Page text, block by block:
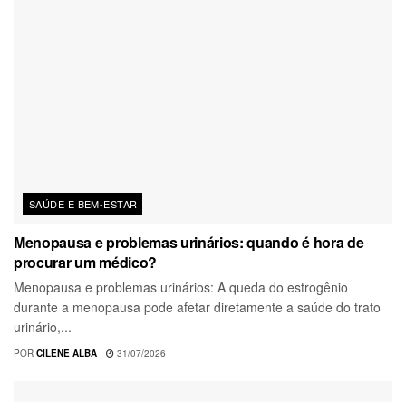
SAÚDE E BEM-ESTAR
Menopausa e problemas urinários: quando é hora de
procurar um médico?
Menopausa e problemas urinários: A queda do estrogênio
durante a menopausa pode afetar diretamente a saúde do trato
urinário,...
POR CILENE ALBA 31/07/2026